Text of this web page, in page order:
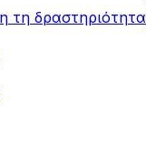
τη δραστηριότητα